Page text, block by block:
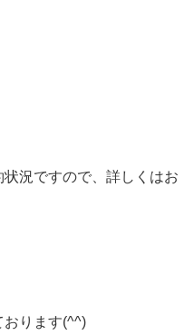
況ですので、詳しくはお
おります(^^)